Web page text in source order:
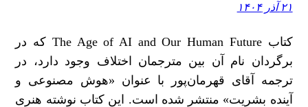
۲۱ آذر ۱۴۰۴
کتاب The Age of AI and Our Human Future که در
برگردان نام آن بین مترجمان اختلاف وجود دارد، در
ترجمه آقای قهرمان‌پور با عنوان «هوش مصنوعی و
آینده بشریت» منتشر شده است. این کتاب نوشته هنری